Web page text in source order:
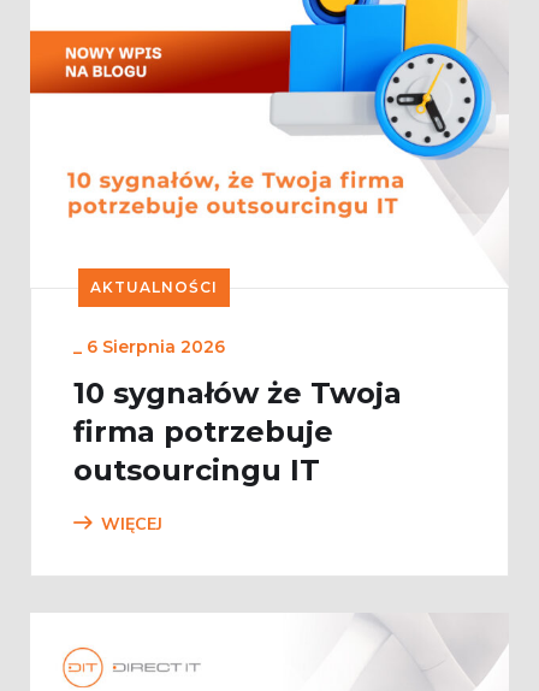
AKTUALNOŚCI
_ 6 Sierpnia 2026
10 sygnałów że Twoja
firma potrzebuje
outsourcingu IT
WIĘCEJ